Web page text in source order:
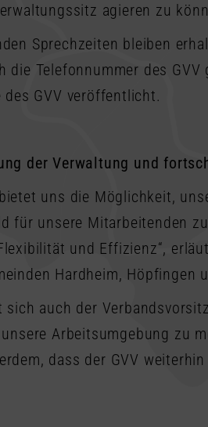
agieren zu
Sprechzeiten bleiben
die Telefonnummer des
GVV veröffentlicht.
der Verwaltung und
bietet uns die Möglichkeit,
für unsere Mitarbeitenden
und Effizienz“,
Hardheim, Höpfingen
sich auch der
Arbeitsumgebung zu
dass der GVV